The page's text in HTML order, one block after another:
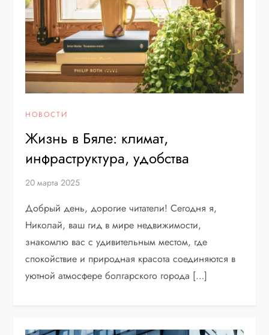
НОВОСТИ
Жизнь в Бяле: климат,
инфраструктура, удобства
20 марта 2025
Добрый день, дорогие читатели! Сегодня я,
Николай, ваш гид в мире недвижимости,
знакомлю вас с удивительным местом, где
спокойствие и природная красота соединяются в
уютной атмосфере болгарского города […]